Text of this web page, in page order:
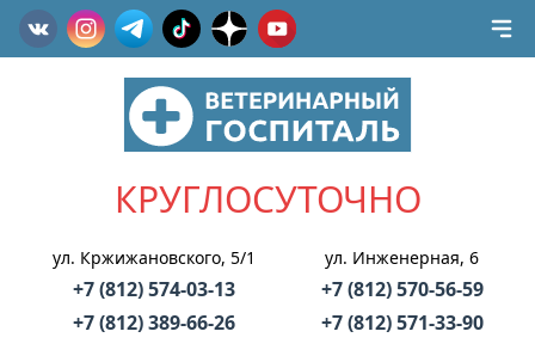
КРУГЛОСУТОЧНО
ул. Кржижановского, 5/1
+7 (812) 574-03-13
+7 (812) 389-66-26
ул. Инженерная, 6
+7 (812) 570-56-59
+7 (812) 571-33-90